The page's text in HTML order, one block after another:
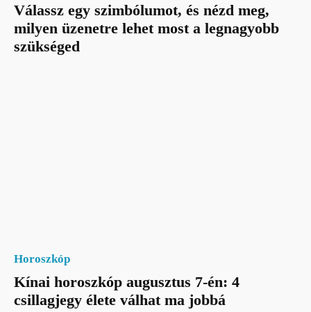
Válassz egy szimbólumot, és nézd meg,
milyen üzenetre lehet most a legnagyobb
szükséged
Horoszkóp
Kínai horoszkóp augusztus 7-én: 4
csillagjegy élete válhat ma jobbá